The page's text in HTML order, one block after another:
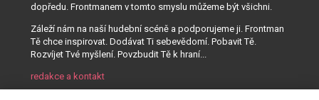
dopředu. Frontmanem v tomto smyslu můžeme být všichni.
Záleží nám na naší hudební scéně a podporujeme ji. Frontman
Tě chce inspirovat. Dodávat Ti sebevědomí. Pobavit Tě.
Rozvíjet Tvé myšlení. Povzbudit Tě k hraní...
redakce a kontakt